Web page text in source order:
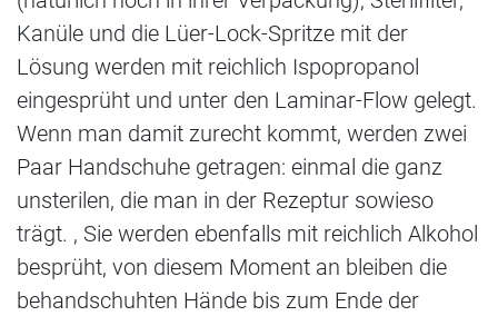
Kanüle und die Lüer-Lock-Spritze mit der
Lösung werden mit reichlich Ispopropanol
eingesprüht und unter den Laminar-Flow gelegt.
Wenn man damit zurecht kommt, werden zwei
Paar Handschuhe getragen: einmal die ganz
unsterilen, die man in der Rezeptur sowieso
trägt. , Sie werden ebenfalls mit reichlich Alkohol
besprüht, von diesem Moment an bleiben die
behandschuhten Hände bis zum Ende der